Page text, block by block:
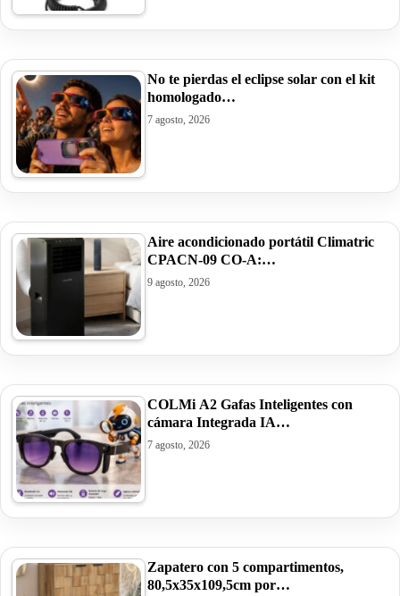
No te pierdas el eclipse solar con el kit
homologado…
7 agosto, 2026
Aire acondicionado portátil Climatric
CPACN-09 CO-A:…
9 agosto, 2026
COLMi A2 Gafas Inteligentes con
cámara Integrada IA…
7 agosto, 2026
Zapatero con 5 compartimentos,
80,5x35x109,5cm por…